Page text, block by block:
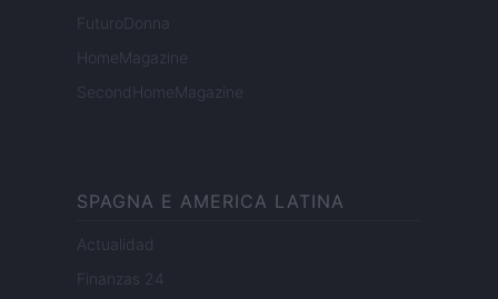
FuturoDonna
HomeMagazine
SecondHomeMagazine
SPAGNA E AMERICA LATINA
Actualidad
Finanzas 24